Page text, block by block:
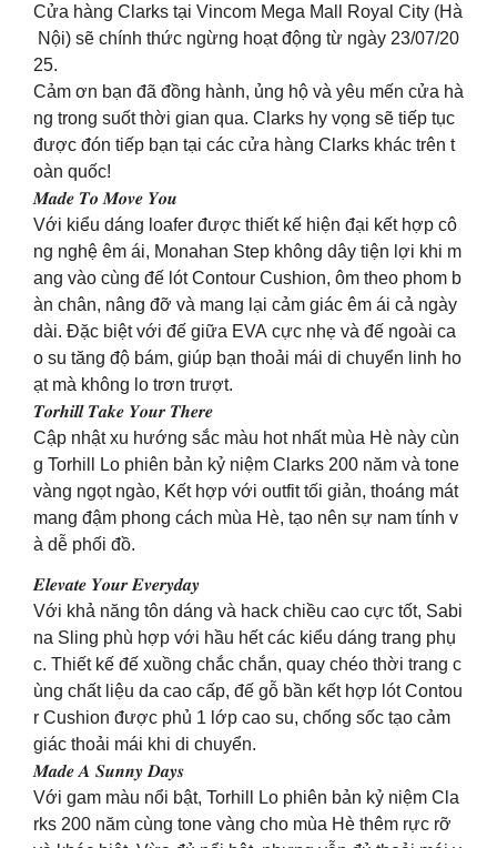
Cửa hàng Clarks tại Vincom Mega Mall Royal City (Hà
Nội) sẽ chính thức ngừng hoạt động từ ngày 23/07/20
25.
Cảm ơn bạn đã đồng hành, ủng hộ và yêu mến cửa hà
ng trong suốt thời gian qua. Clarks hy vọng sẽ tiếp tục
được đón tiếp bạn tại các cửa hàng Clarks khác trên t
oàn quốc!
𝑴𝒂𝒅𝒆 𝑻𝒐 𝑴𝒐𝒗𝒆 𝒀𝒐𝒖
Với kiểu dáng loafer được thiết kế hiện đại kết hợp cô
ng nghệ êm ái, Monahan Step không dây tiện lợi khi m
ang vào cùng đế lót Contour Cushion, ôm theo phom b
àn chân, nâng đỡ và mang lại cảm giác êm ái cả ngày
dài. Đặc biệt với đế giữa EVA cực nhẹ và đế ngoài ca
o su tăng độ bám, giúp bạn thoải mái di chuyển linh ho
ạt mà không lo trơn trượt.
𝑻𝒐𝒓𝒉𝒊𝒍𝒍 𝑻𝒂𝒌𝒆 𝒀𝒐𝒖𝒓 𝑻𝒉𝒆𝒓𝒆
Cập nhật xu hướng sắc màu hot nhất mùa Hè này cùn
g Torhill Lo phiên bản kỷ niệm Clarks 200 năm và tone
vàng ngọt ngào, Kết hợp với outfit tối giản, thoáng mát
mang đậm phong cách mùa Hè, tạo nên sự nam tính v
à dễ phối đồ.
𝑬𝒍𝒆𝒗𝒂𝒕𝒆 𝒀𝒐𝒖𝒓 𝑬𝒗𝒆𝒓𝒚𝒅𝒂𝒚
Với khả năng tôn dáng và hack chiều cao cực tốt, Sabi
na Sling phù hợp với hầu hết các kiểu dáng trang phụ
c. Thiết kế đế xuồng chắc chắn, quay chéo thời trang c
ùng chất liệu da cao cấp, đế gỗ bần kết hợp lót Contou
r Cushion được phủ 1 lớp cao su, chống sốc tạo cảm
giác thoải mái khi di chuyển.
𝑴𝒂𝒅𝒆 𝑨 𝑺𝒖𝒏𝒏𝒚 𝑫𝒂𝒚𝒔
Với gam màu nổi bật, Torhill Lo phiên bản kỷ niệm Cla
rks 200 năm cùng tone vàng cho mùa Hè thêm rực rỡ